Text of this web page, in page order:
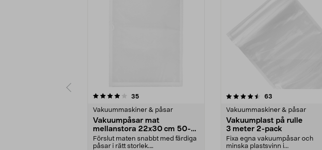
35recensioner
Vakuummaskiner & påsar
Vakuumpåsar mat
mellanstora 22x30 cm 50-
pack
Förslut maten snabbt med färdiga
påsar i rätt storlek.
4.5 av 5 stjärnor 63
Vakuummaskiner & påsar
Vakuumplast på rulle
3 meter 2-pack
Fixa egna vakuumpåsar och
minska plastsvinn i...
4.5 av 5 stjärnor